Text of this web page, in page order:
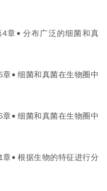
章• 分布广泛的细菌和真
• 细菌和真菌在生物圈中
• 细菌和真菌在生物圈中
• 根据生物的特征进行分